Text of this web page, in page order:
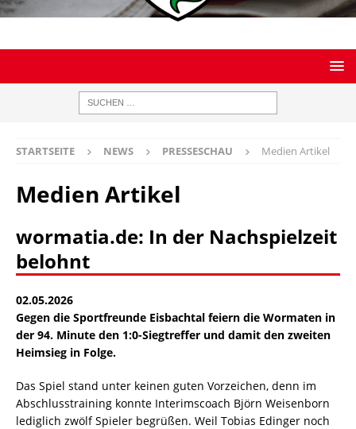
STARTSEITE NEWS PRESSESCHAU Medien Artikel
Medien Artikel
wormatia.de: In der Nachspielzeit
belohnt
02.05.2026
Gegen die Sportfreunde Eisbachtal feiern die Wormaten in
der 94. Minute den 1:0-Siegtreffer und damit den zweiten
Heimsieg in Folge.
Das Spiel stand unter keinen guten Vorzeichen, denn im
Abschlusstraining konnte Interimscoach Björn Weisenborn
lediglich zwölf Spieler begrüßen. Weil Tobias Edinger noch